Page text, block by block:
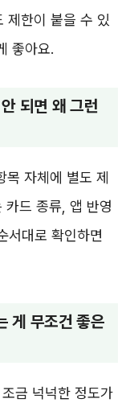
제한이 붙을 수 있
좋아요.
되면 왜 그런
목 자체에 별도 제
카드 종류, 앱 반영
서대로 확인하면
게 무조건 좋은
금 넉넉한 정도가